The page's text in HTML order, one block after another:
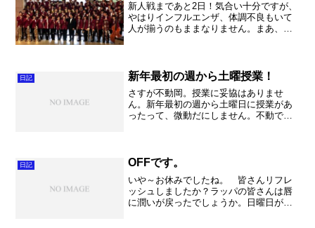
新人戦まであと2日！気合い十分ですが、
やはりインフルエンザ、体調不良もいて
人が揃うのもままなりません。まあ、普
て何とか乗り切りましょ...
日記 新年最初の週から土曜授業！
さすが不動岡。授業に妥協はありませ
ん。新年最初の週から土曜日に授業があ
ったって、微動だにしません。不動で
なめだったので良かったです...
日記 OFFです。
いや～お休みでしたね。 皆さんリフレ
ッシュしましたか？ラッパの皆さんは唇
に潤いが戻ったでしょうか。日曜日が楽